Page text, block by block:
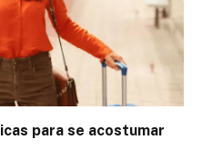
para se acostumar